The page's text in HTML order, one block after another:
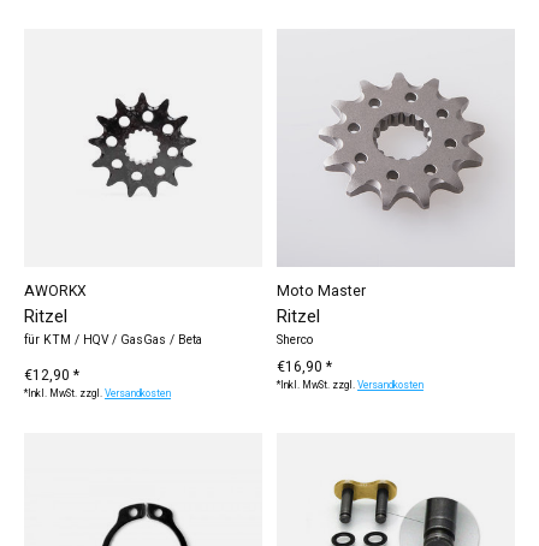
AWORKX
Ritzel
für KTM / HQV / GasGas / Beta
€12,90 *
*Inkl. MwSt. zzgl.Versandkosten
Moto Master
Ritzel
Sherco
€16,90 *
*Inkl. MwSt. zzgl.Versandkosten